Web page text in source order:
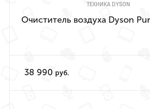
ТЕХНИКА DYSON
38 990 руб.